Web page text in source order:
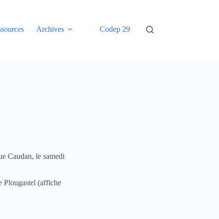
Archives Codep 29
Caudan, le samedi
Plougastel (affiche